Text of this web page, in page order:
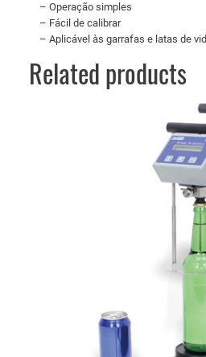
– Operação simples
– Fácil de calibrar
– Aplicável às garrafas e latas de
Related products